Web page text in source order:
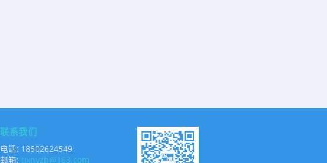
联系我们
电话: 18502624549
邮箱:tjxnyzh@163.com